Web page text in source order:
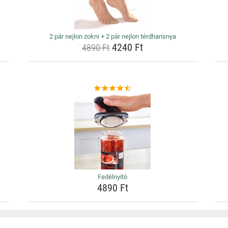
2 pár nejlon zokni + 2 pár nejlon térdharisnya
4890 Ft4240 Ft
Fedélnyitó
4890 Ft